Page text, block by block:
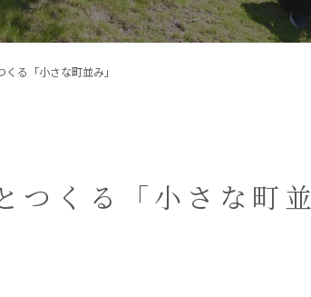
施工事例
イベント
お客様の声
る「小さな町並み」
つくる「小さな町並